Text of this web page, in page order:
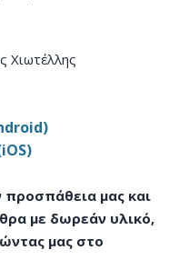
Χιωτέλλης
προσπάθεια μας και
με δωρεάν υλικό,
μας στο